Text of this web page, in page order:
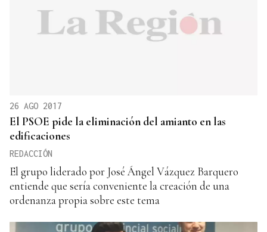
26 AGO 2017
El PSOE pide la eliminación del amianto en las
edificaciones
REDACCIÓN
El grupo liderado por José Ángel Vázquez Barquero
entiende que sería conveniente la creación de una
ordenanza propia sobre este tema